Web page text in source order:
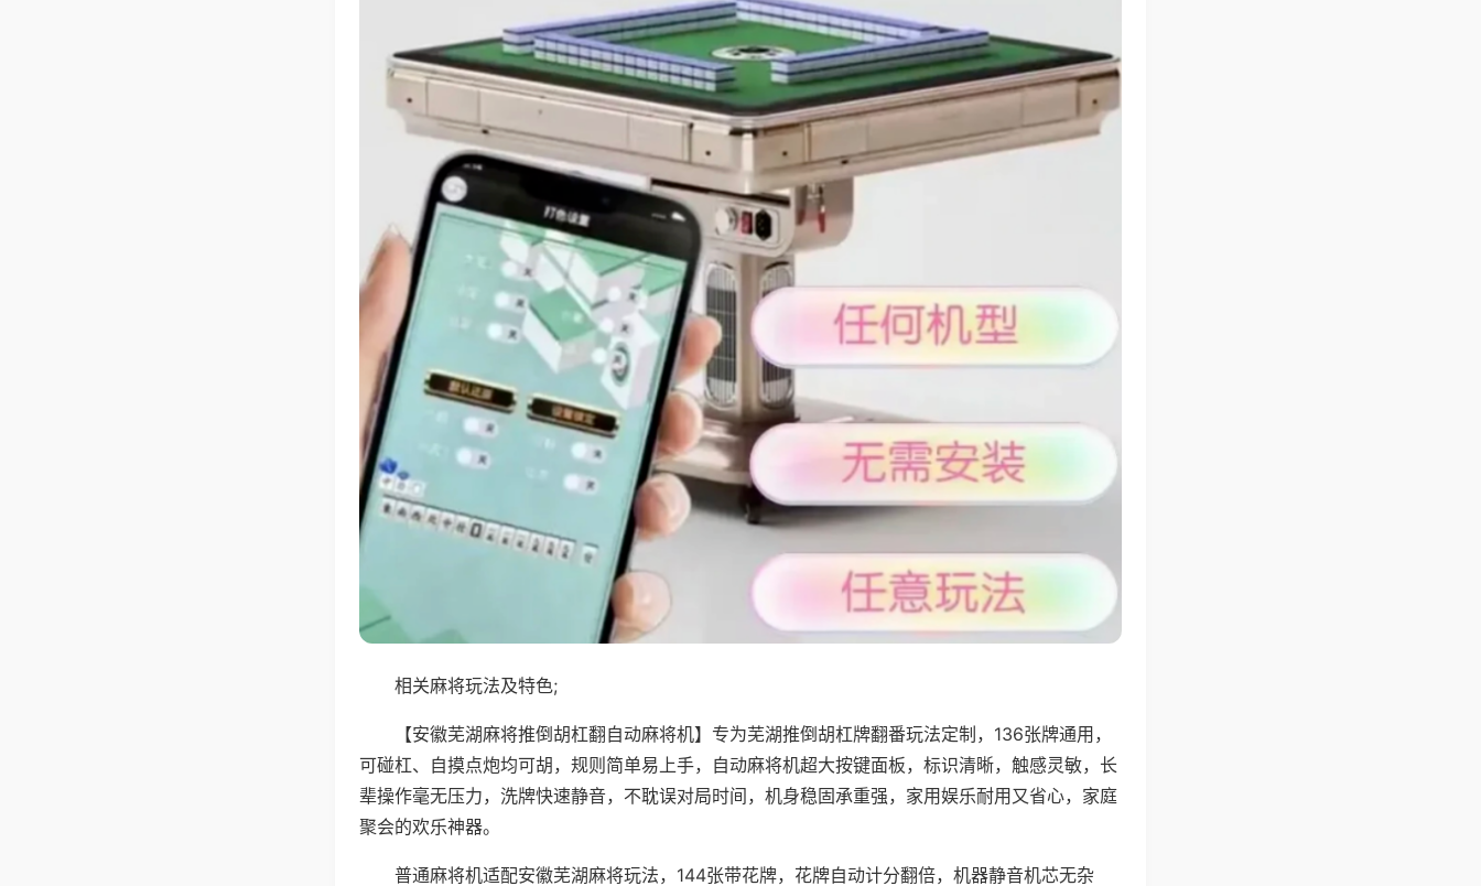
相关麻将玩法及特色;
【安徽芜湖麻将推倒胡杠翻自动麻将机】专为芜湖推倒胡杠牌翻番玩法定制，136张牌通用，
可碰杠、自摸点炮均可胡，规则简单易上手，自动麻将机超大按键面板，标识清晰，触感灵敏，长
辈操作毫无压力，洗牌快速静音，不耽误对局时间，机身稳固承重强，家用娱乐耐用又省心，家庭
聚会的欢乐神器。
普通麻将机适配安徽芜湖麻将玩法，144张带花牌，花牌自动计分翻倍，机器静音机芯无杂